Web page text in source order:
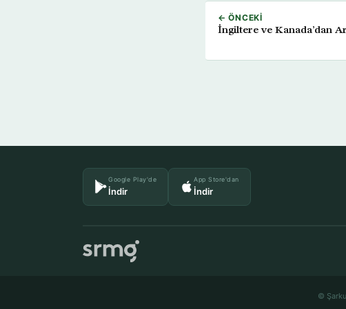
← ÖNCEKI
İngiltere ve Kanada’dan
Google Play'de
İndir
App Store'dan
İndir
©